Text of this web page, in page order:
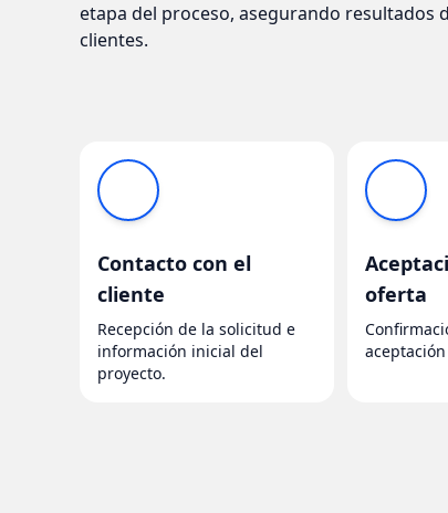
etapa del proceso, asegurando resultados
clientes.
Contacto con el
cliente
Recepción de la solicitud e
información inicial del
proyecto.
oferta